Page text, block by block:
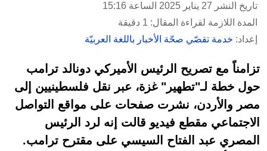
تاريخ النشر 27 يناير 2025 الساعة 15:16
المدة اللازمة لقراءة المقال: 1 دقيقة
إعداد: خدمة تقصّي صحّة الأخبار باللغة العربيّة
تزامناً مع تصريح الرئيس الأميركي دونالد ترامب
حول خطة لـ"تطهير" غزة، عبر نقل فلسطينيين إلى
مصر والأردن، نشرت صفحات على مواقع التواصل
الاجتماعي مقطع فيديو قالت إنه لرد الرئيس
المصري عبد الفتاح السيسي على مقترح ترامب.